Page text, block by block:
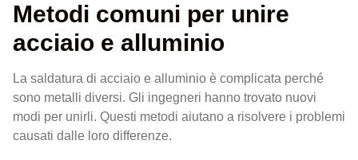
Metodi comuni per unire
acciaio e alluminio
La saldatura di acciaio e alluminio è complicata perché
sono metalli diversi. Gli ingegneri hanno trovato nuovi
modi per unirli. Questi metodi aiutano a risolvere i problemi
causati dalle loro differenze.